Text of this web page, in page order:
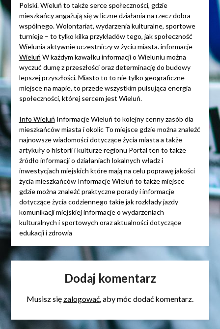
Polski. Wieluń to także serce społeczności, gdzie
mieszkańcy angażują się w liczne działania na rzecz dobra
wspólnego. Wolontariat, wydarzenia kulturalne, sportowe
turnieje – to tylko kilka przykładów tego, jak społeczność
Wielunia aktywnie uczestniczy w życiu miasta.informacje
Wieluń W każdym kawałku informacji o Wieluniu można
wyczuć dumę z przeszłości oraz determinację do budowy
lepszej przyszłości. Miasto to to nie tylko geograficzne
miejsce na mapie, to przede wszystkim pulsująca energia
społeczności, której sercem jest Wieluń.
Info Wieluń Informacje Wieluń to kolejny cenny zasób dla
mieszkańców miasta i okolic To miejsce gdzie można znaleźć
najnowsze wiadomości dotyczące życia miasta a także
artykuły o historii i kulturze regionu Portal ten to także
źródło informacji o działaniach lokalnych władz i
inwestycjach miejskich które mają na celu poprawę jakości
życia mieszkańców Informacje Wieluń to także miejsce
gdzie można znaleźć praktyczne porady i informacje
dotyczące życia codziennego takie jak rozkłady jazdy
komunikacji miejskiej informacje o wydarzeniach
kulturalnych i sportowych oraz aktualności dotyczące
edukacji i zdrowia
Dodaj komentarz
Musisz się zalogować, aby móc dodać komentarz.